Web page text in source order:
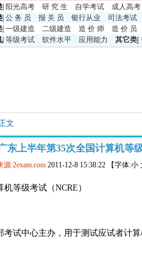
阳光高考 研 究 生 自学考试
成人高考
公 务 员 报 关 员 银行从业
司法考试
一级建造 二级建造 造 价 师
造 价 员
| 等级考试 软件水平 应用能力 其它类
文
东上半年第35次全国计算机等
源:2exam.com 2011-12-8 15:38:22 【字体:小
等级考试（NCRE）
中心主办，用于测试应试者计算